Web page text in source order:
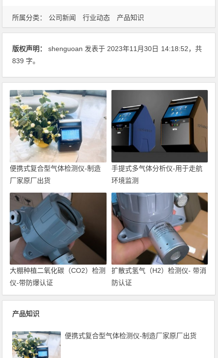
所属分类： 公司新闻 行业动态 产品知识
版权声明： shenguoan 发表于 2023年11月30日 14:18:52，共
839 字。
便携式复合型气体检测仪-制造
厂家原厂出货
手提式多气体分析仪-用于走航
环境监测
大棚种植二氧化碳（CO2）检测
仪-带防爆认证
扩散式氢气（H2）检测仪- 带消
防认证
产品知识
便携式复合型气体检测仪-制造厂家原厂出货